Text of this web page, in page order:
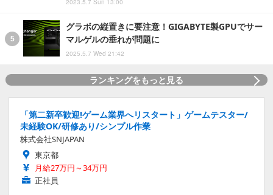
2023.5.7 Sun 13:00
グラボの縦置きに要注意！GIGABYTE製GPUでサー
マルゲルの垂れが問題に
2025.5.7 Wed 21:42
ランキングをもっと見る
「第二新卒歓迎!ゲーム業界へリスタート」ゲームテスター/
未経験OK/研修あり/シンプル作業
株式会社SNJAPAN
東京都
月給27万円～34万円
正社員